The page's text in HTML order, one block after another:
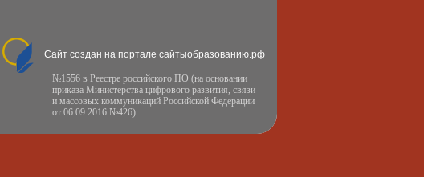
Сайт создан на портале сайтыобразованию.рф
№1556 в Реестре российского ПО (на основании
приказа Министерства цифрового развития, связи
и массовых коммуникаций Российской Федерации
от 06.09.2016 №426)